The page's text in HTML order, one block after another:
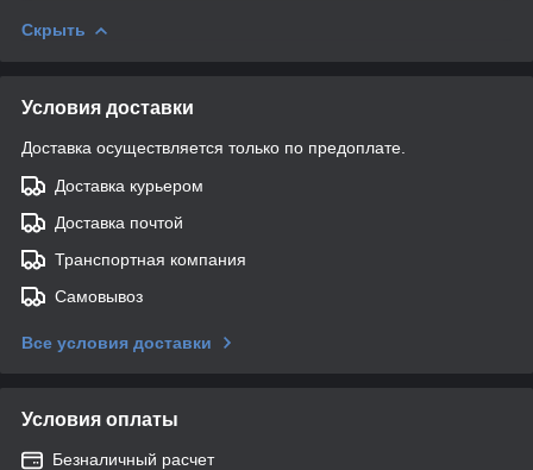
Скрыть
Условия доставки
Доставка осуществляется только по предоплате.
Доставка курьером
Доставка почтой
Транспортная компания
Самовывоз
Все условия доставки
Условия оплаты
Безналичный расчет